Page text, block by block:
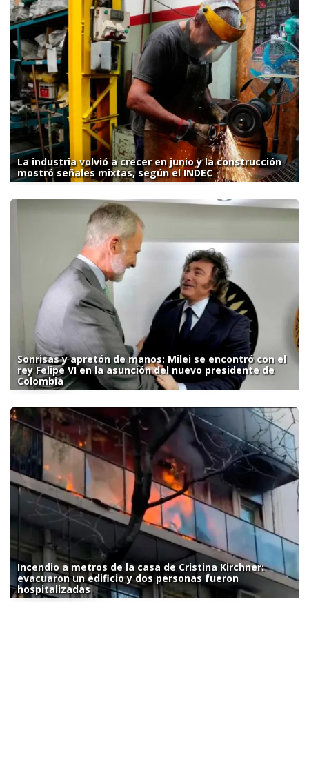
La industria volvió a crecer en junio y la construcción
mostró señales mixtas, según el INDEC
Sonrisas y apretón de manos: Milei se encontró con el
rey Felipe VI en la asunción del nuevo presidente de
Colombia
Incendio a metros de la casa de Cristina Kirchner:
evacuaron un edificio y dos personas fueron
hospitalizadas